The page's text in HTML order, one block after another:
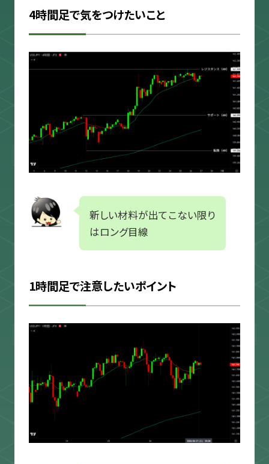
4時間足で気をつけたいこと
新しい材料が出てこない限り
はロング目線
1時間足で注意したいポイント